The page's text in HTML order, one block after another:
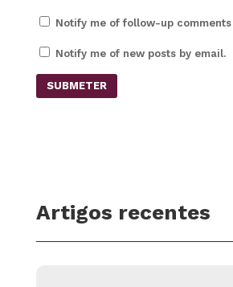
Notify me of follow-up comments
Notify me of new posts by email.
SUBMETER
Artigos recentes